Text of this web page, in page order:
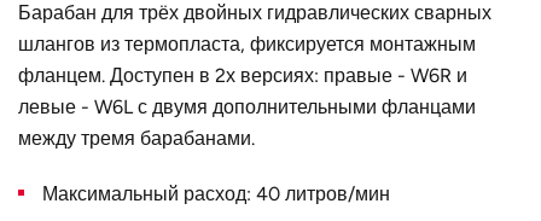
A, мм
E, мм
исполнение
Барабан для трёх двойных гидравлических сварных
шлангов из термопласта, фиксируется монтажным
фланцем. Доступен в 2х версиях: правые - W6R и
левые - W6L с двумя дополнительными фланцами
между тремя барабанами.
Максимальный расход: 40 литров/мин